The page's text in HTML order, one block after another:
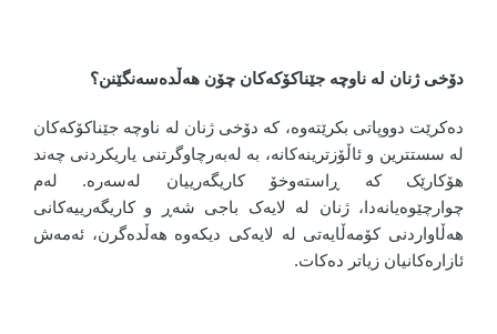
دۆخی ژنان لە ناوچە جێناکۆکەکان چۆن هەڵدەسەنگێنن؟
دەکرێت دووپاتی بکرێتەوە، کە دۆخی ژنان لە ناوچە جێناکۆکەکان
لە سستترین و ئاڵۆزترینەکانە، بە لەبەرچاوگرتنی یاریکردنی چەند
هۆکارێک کە ڕاستەوخۆ کاریگەرییان لەسەرە. لەم
چوارچێوەیانەدا، ژنان لە لایەک باجی شەڕ و کاریگەرییەکانی
هەڵاواردنی کۆمەڵایەتی لە لایەکی دیکەوە هەڵدەگرن، ئەمەش
ئازارەکانیان زیاتر دەکات.